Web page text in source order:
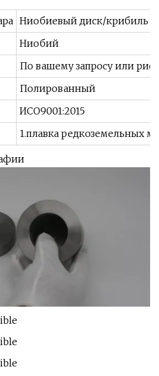
Ниобиевый диск/крибиль
Ниобий
По вашему запросу или
Полированный
ИСО9001:2015
1.плавка редкоземельных